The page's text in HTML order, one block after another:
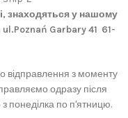
знаходяться у нашому
Garbary 41 61-
відправлення з моменту
одразу після
понеділка по п'ятницю.